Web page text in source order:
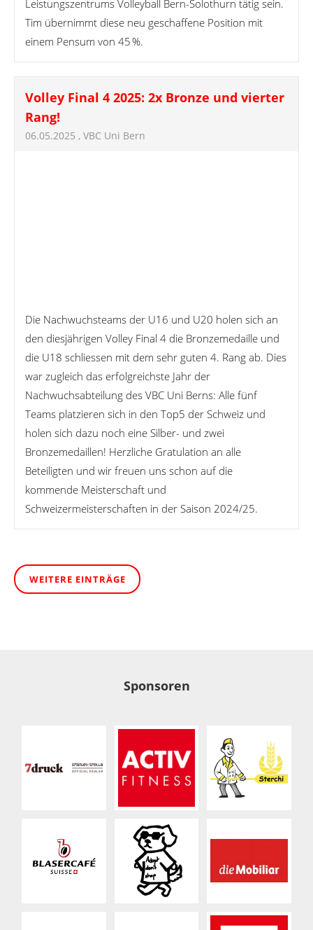
Leistungszentrums Volleyball Bern-Solothurn tätig sein.
Tim übernimmt diese neu geschaffene Position mit
einem Pensum von 45 %.
Volley Final 4 2025: 2x Bronze und vierter
Rang!
06.05.2025 , VBC Uni Bern
Die Nachwuchsteams der U16 und U20 holen sich an
den diesjährigen Volley Final 4 die Bronzemedaille und
die U18 schliessen mit dem sehr guten 4. Rang ab. Dies
war zugleich das erfolgreichste Jahr der
Nachwuchsabteilung des VBC Uni Berns: Alle fünf
Teams platzieren sich in den Top5 der Schweiz und
holen sich dazu noch eine Silber- und zwei
Bronzemedaillen! Herzliche Gratulation an alle
Beteiligten und wir freuen uns schon auf die
kommende Meisterschaft und
Schweizermeisterschaften in der Saison 2024/25.
WEITERE EINTRÄGE
Sponsoren